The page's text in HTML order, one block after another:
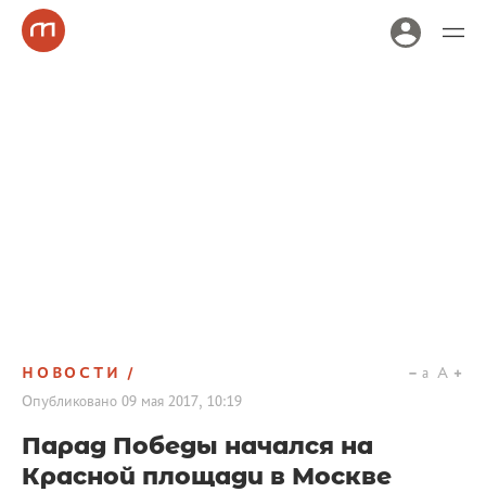
НОВОСТИ
Опубликовано 09 мая 2017, 10:19
a A
Парад Победы начался на
Красной площади в Москве